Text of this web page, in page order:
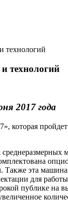
технологий
технологий
2017 года
которая
эта машина
для
публике на